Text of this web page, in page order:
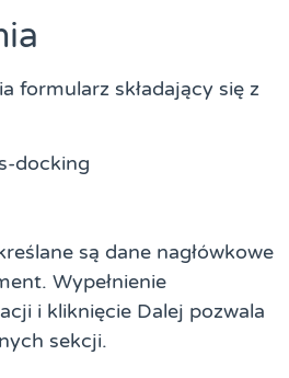
formularz składający się z
docking
są dane nagłówkowe
Wypełnienie
i kliknięcie Dalej pozwala
sekcji.